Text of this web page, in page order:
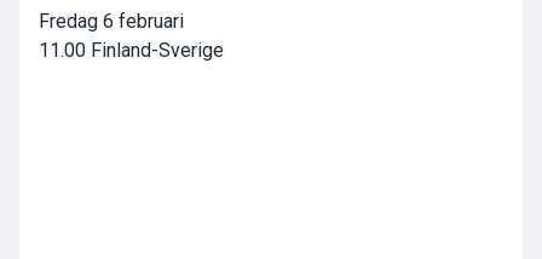
Fredag 6 februari
11.00 Finland-Sverige